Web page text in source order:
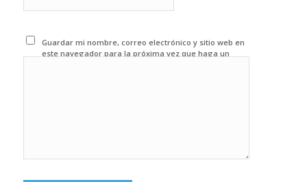
Guardar mi nombre, correo electrónico y sitio web en
este navegador para la próxima vez que haga un